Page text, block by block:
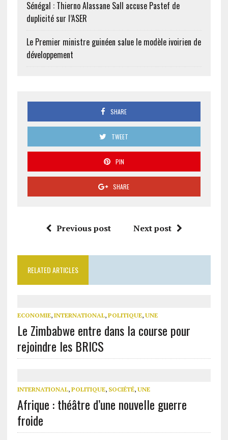
Sénégal : Thierno Alassane Sall accuse Pastef de
duplicité sur l’ASER
Le Premier ministre guinéen salue le modèle ivoirien de
développement
SHARE
TWEET
PIN
SHARE
Previous post Next post
RELATED ARTICLES
ECONOMIE, INTERNATIONAL, POLITIQUE, UNE
Le Zimbabwe entre dans la course pour
rejoindre les BRICS
INTERNATIONAL, POLITIQUE, SOCIÉTÉ, UNE
Afrique : théâtre d’une nouvelle guerre
froide